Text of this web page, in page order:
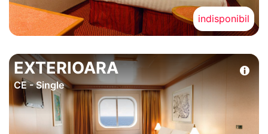
indisponibil
EXTERIOARA
CE - Single